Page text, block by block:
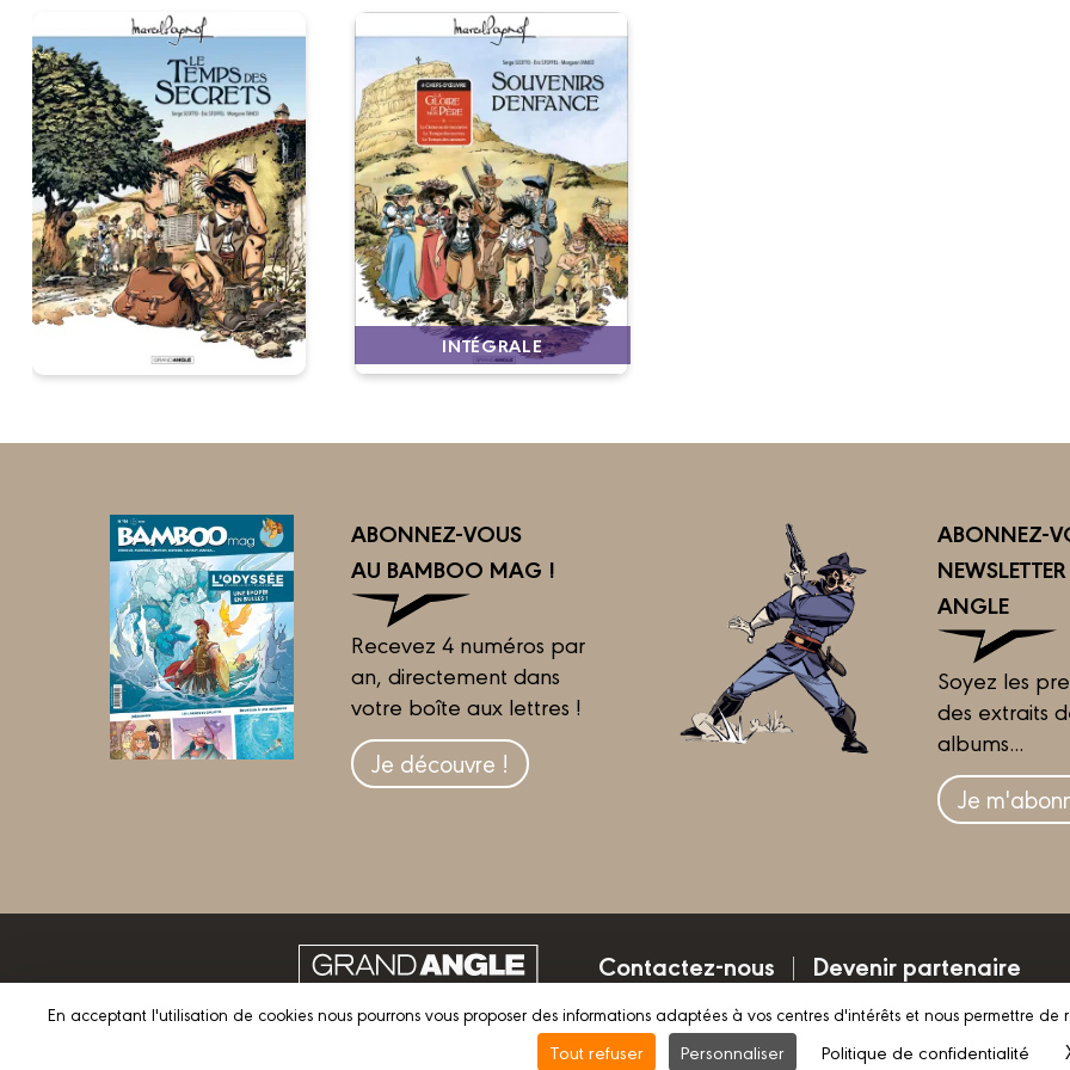
INTÉGRALE
ABONNEZ-VOUS
AU BAMBOO MAG !
Recevez 4 numéros par
an, directement dans
votre boîte aux lettres !
Je découvre !
ABONNEZ-
ANGLE
Soyez les
des extraits
albums...
Je
Contactez-nous Devenir partenaire
Mentions légales Conditions d’utilisation Vie
En acceptant l'utilisation de cookies nous pourrons vous proposer des informations adaptées à vos centres d'intérêts et nous permettre
Tout refuser
Personnaliser Politique de confidentialité